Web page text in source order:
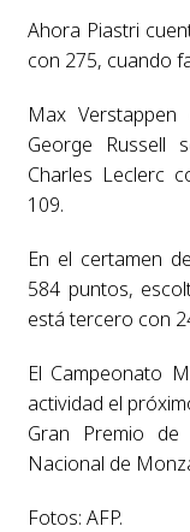
Ahora Piastri
con 275, cuando
Max
George Russell
Charles Leclerc
109.
En el certamen
584 puntos,
está tercero con
El Campeonato
actividad el
Gran Premio
Nacional de
Fotos: AFP.